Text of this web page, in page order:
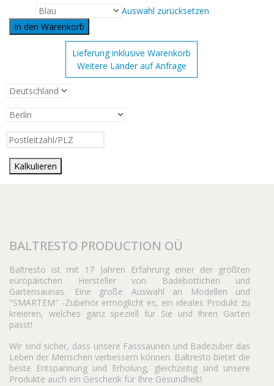
Auswahl zurücksetzen
In den Warenkorb
Lieferung inklusive Warenkorb
Weitere Länder auf Anfrage
Kalkulieren
BALTRESTO PRODUCTION OÜ
Baltresto ist mit 17 Jahren Erfahrung einer der größten
europäischen Hersteller von Badebottichen und
Gartensaunas. Eine große Auswahl an Modellen und
"SMARTEM" -Zubehör ermöglicht es, ein ideales Produkt zu
kreieren, welches ganz speziell für Sie und Ihren Garten
passt!
Wir sind sicher, dass unsere Fasssaunen und Badezuber das
Leben der Menschen verbessern können. Baltresto bietet die
beste Entspannung und Erholung, gleichzeitig sind unsere
Produkte auch ein Geschenk für Ihre Gesundheit!